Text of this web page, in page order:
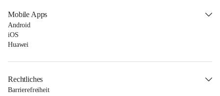
Mobile Apps
Android
iOS
Huawei
Rechtliches
Barrierefreiheit